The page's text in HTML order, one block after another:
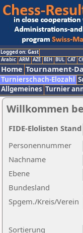
Logged on: Gast
Arabic ARM AZE BIH BUL CAT
Home Tournament-
Turnierschach-Elozahl
Allgemeines Turnier
Willkommen
Nachname
Ebene
Sortierung
Personennummer
Bundesland
Spgem./Kreis/Verein
FIDE-Elolisten Stand